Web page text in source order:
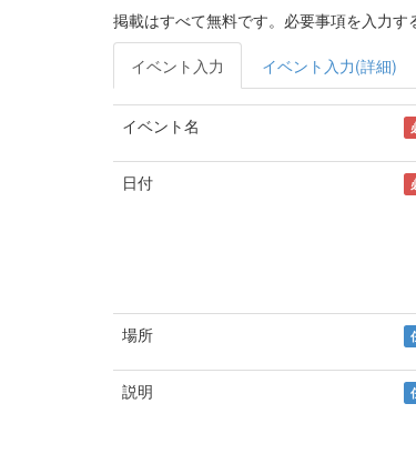
掲載はすべて無料です。必要事項を入力
イベント入力 イベント入力(詳細)
イベント名
日付
場所
説明